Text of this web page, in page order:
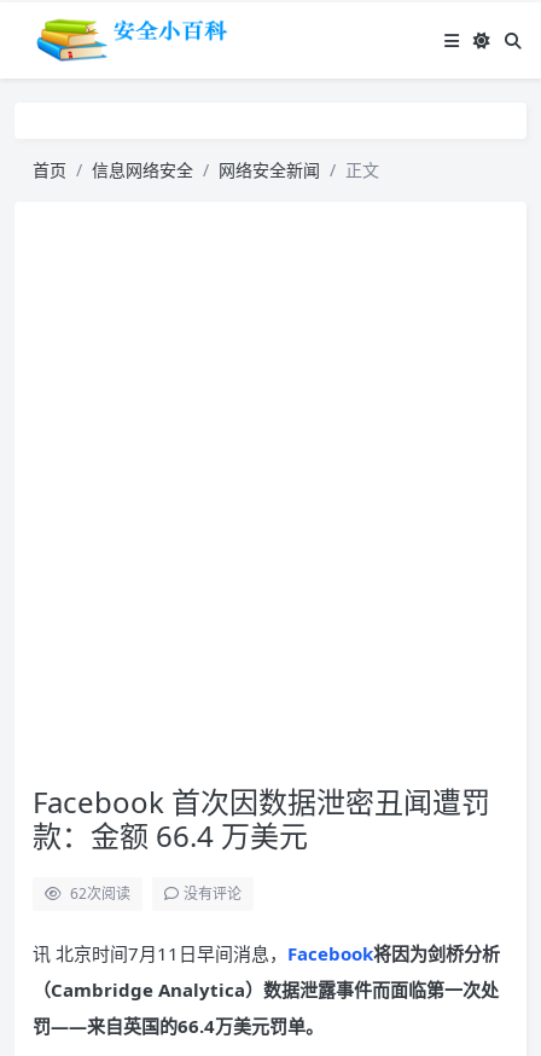
首页 信息网络安全 网络安全新闻 正文
Facebook 首次因数据泄密丑闻遭罚
款：金额 66.4 万美元
62次阅读 没有评论
讯 北京时间7月11日早间消息， Facebook将因为剑桥分析
（Cambridge Analytica）数据泄露事件而面临第一次处
罚——来自英国的66.4万美元罚单。